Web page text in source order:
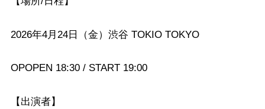
2026年4月24日（金）渋谷 TOKIO TOKYO
OPOPEN 18:30 / START 19:00
【出演者】